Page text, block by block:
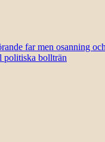
far men osanning
politiska bollträn